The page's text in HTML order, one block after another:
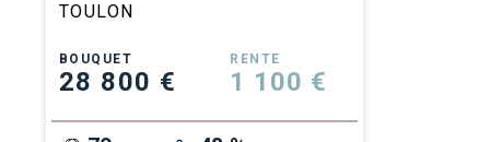
TOULON
BOUQUET
28 800 €
RENTE
1 100 €